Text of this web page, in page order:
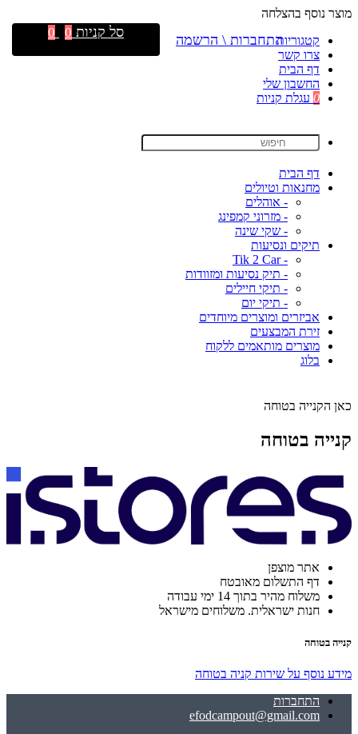
מוצר נוסף בהצלחה
קטגוריות
צרו קשר
דף הבית
החשבון שלי
0 עגלת קניות
דף הבית
מחנאות וטיולים
- אוהלים
- מזרוני קמפינג
- שקי שינה
תיקים ונסיעות
- Tik 2 Car
- תיק נסיעות ומזוודות
- תיקי חיילים
- תיקי יום
אביזרים ומוצרים מיוחדים
זירת המבצעים
מוצרים מותאמים ללקוח
בלוג
כאן הקנייה בטוחה
קנייה בטוחה
אתר מוצפן
דף התשלום מאובטח
משלוח מהיר בתוך 14 ימי עבודה
חנות ישראלית. משלוחים מישראל
קנייה בטוחה
מידע נוסף על שירות קניה בטוחה
התחברות
efodcampout@gmail.com
התחברות \ הרשמה סל קניות 0
0